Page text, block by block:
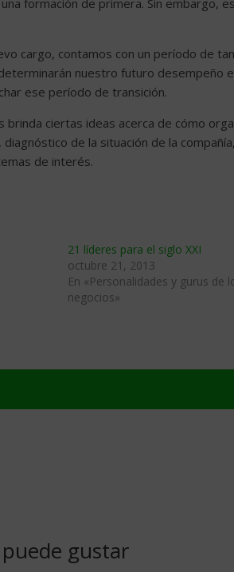
formación de primera. Sin embargo,
cargo, contamos con un período de
nuestro futuro desempeño
ese período de transición.
ciertas ideas acerca de cómo
de la situación de la
de interés.
21 líderes para el siglo XXI
octubre 21, 2013
En «Personalidades y gurus de
negocios»
gustar